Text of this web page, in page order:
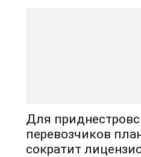
Для
перевозчиков
сократит